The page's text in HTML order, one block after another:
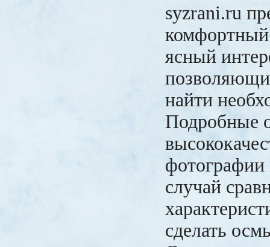
syzrani.ru
ясный
найти
Подробные
случай
сделать